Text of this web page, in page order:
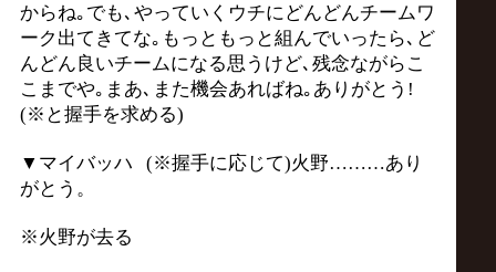
からね｡でも､やっていくウチにどんどんチームワ
ーク出てきてな｡もっともっと組んでいったら､ど
んどん良いチームになる思うけど､残念ながらこ
こまでや｡まあ､また機会あればね｡ありがとう!
(※と握手を求める)
▼マイバッハ (※握手に応じて)火野………あり
がとう。
※火野が去る